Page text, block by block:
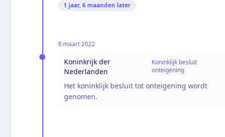
1 jaar, 6 maanden later
8 maart 2022
Koninkrijk der
Nederlanden
Koninklijk besluit
onteigening
Het koninklijk besluit tot onteigening wordt
genomen.